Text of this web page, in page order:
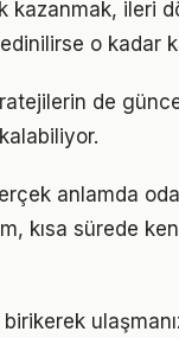
kazanmak, ileri
o kadar
de
anlamda
kısa sürede